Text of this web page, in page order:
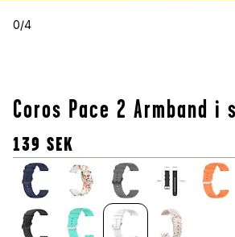
0/4
Coros Pace 2 Armband
139 SEK